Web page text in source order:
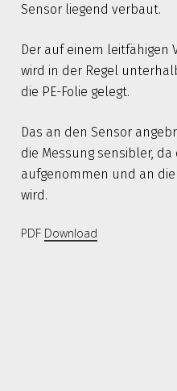
Sensor liegend verbaut.
Der auf einem leitfähigen
wird in der Regel
die PE-Folie gelegt.
Das an den Sensor
die Messung sensibler, da
aufgenommen und an
wird.
PDF Download